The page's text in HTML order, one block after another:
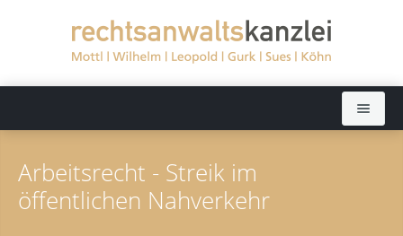
Rechtsanwälte
Arbeitsrecht - Streik im
öffentlichen Nahverkehr